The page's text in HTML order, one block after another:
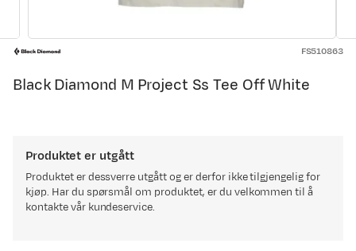
FS510863
Black Diamond M Project Ss Tee Off White
Produktet er utgått
Produktet er dessverre utgått og er derfor ikke tilgjengelig for
kjøp. Har du spørsmål om produktet, er du velkommen til å
kontakte vår kundeservice.